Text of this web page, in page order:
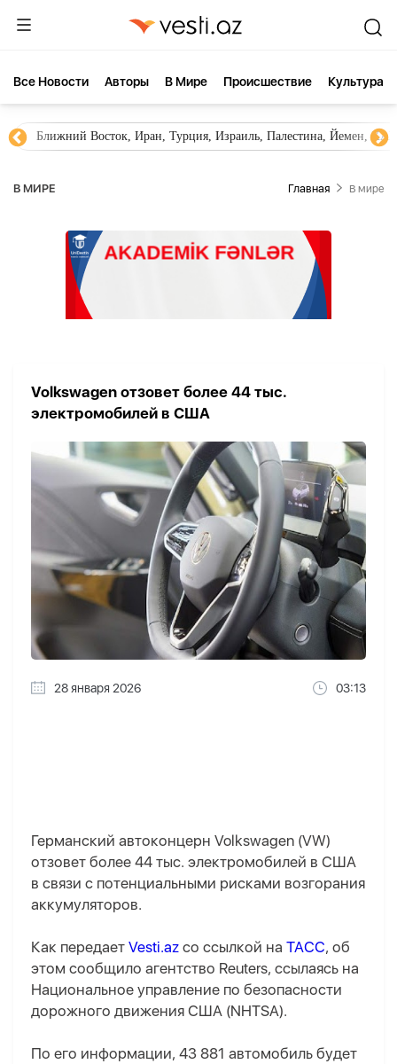
Все Новости Aвторы В Мире Происшествие Культура
Ближний Восток, Иран, Турция, Израиль, Палестина, Йемен,
В МИРЕ Главная В мире
Volkswagen отзовет более 44 тыс.
электромобилей в США
28 января 2026 03:13
Германский автоконцерн Volkswagen (VW)
отзовет более 44 тыс. электромобилей в США
в связи с потенциальными рисками возгорания
аккумуляторов.
Как передает Vesti.az со ссылкой на ТАСС, об
этом сообщило агентство Reuters, ссылаясь на
Национальное управление по безопасности
дорожного движения США (NHTSA).
По его информации, 43 881 автомобиль будет